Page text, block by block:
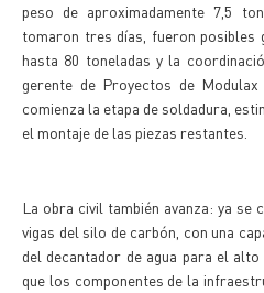
peso de aproximadamente 7,5
tomaron tres días, fueron posibles
hasta 80 toneladas y la
gerente de Proyectos de
comienza la etapa de soldadura,
el montaje de las piezas restantes.
La obra civil también avanza: ya se
vigas del silo de carbón, con una
del decantador de agua para el
que los componentes de la